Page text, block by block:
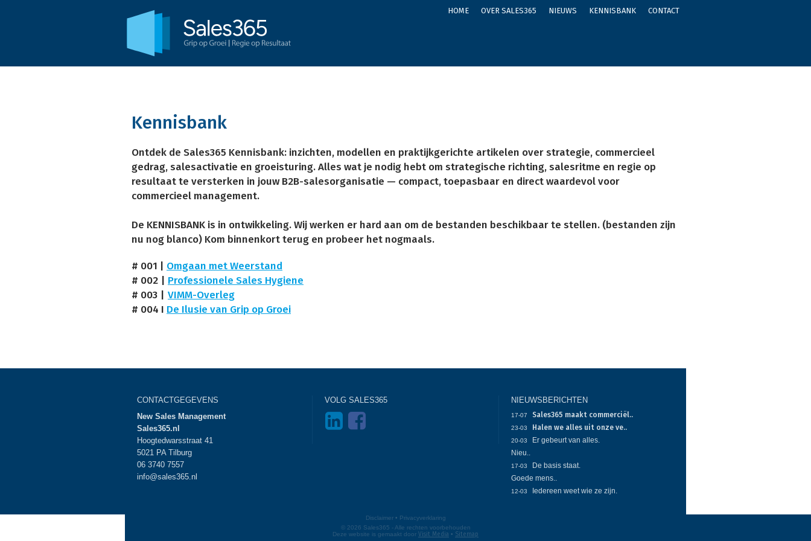
HOME OVER SALES365 NIEUWS KENNISBANK CONTACT
Kennisbank
Ontdek de Sales365 Kennisbank: inzichten, modellen en praktijkgerichte artikelen over strategie, commercieel
gedrag, salesactivatie en groeisturing. Alles wat je nodig hebt om strategische richting, salesritme en regie op
resultaat te versterken in jouw B2B-salesorganisatie — compact, toepasbaar en direct waardevol voor
commercieel management.
De KENNISBANK is in ontwikkeling. Wij werken er hard aan om de bestanden beschikbaar te stellen. (bestanden zijn
nu nog blanco) Kom binnenkort terug en probeer het nogmaals.
# 001 | Omgaan met Weerstand
# 002
Professionele Sales Hygiene
# 003
VIMM-Overleg
# 004 I De Ilusie van Grip op Groei
CONTACTGEGEVENS
New Sales Management
Sales365.nl
Hoogtedwarsstraat 41
5021 PA Tilburg
06 3740 7557
info@sales365.nl
VOLG SALES365 NIEUWSBERICHTEN
17-07 Sales365 maakt commerciël..
23-03 Halen we alles uit onze ve..
20-03
Er gebeurt van alles.
Nieu..
17-03
De basis staat.
Goede mens..
12-03 Iedereen weet wie ze zijn.
Disclaimer• Privacyverklaring
© 2026 Sales365 - Alle rechten voorbehouden
Deze website is gemaakt door Visit Media • Sitemap